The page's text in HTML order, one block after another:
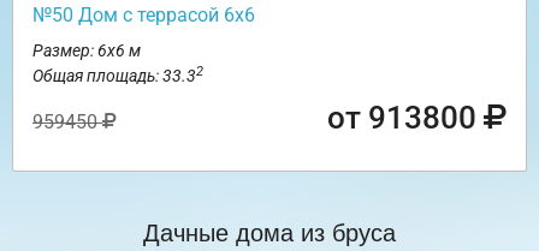
№50 Дом с террасой 6х6
Размер: 6х6 м
Общая площадь: 33.32
959450 от 913800
Дачные дома из бруса